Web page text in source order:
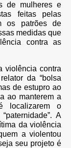
de mulheres e
feitas pelas
os patrões de
medidas que
contra as
violência contra
da “bolsa
de estupro ao
ao manterem a
localizarem o
A
da violência
a violentou
seu projeto é